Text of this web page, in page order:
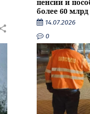
пенсии и
более 60
14.07.2026
0